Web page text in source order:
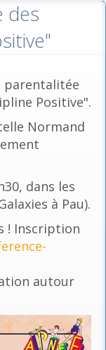
des
parentalitée
Positive".
Normand
dans les
à Pau).
! Inscription
autour